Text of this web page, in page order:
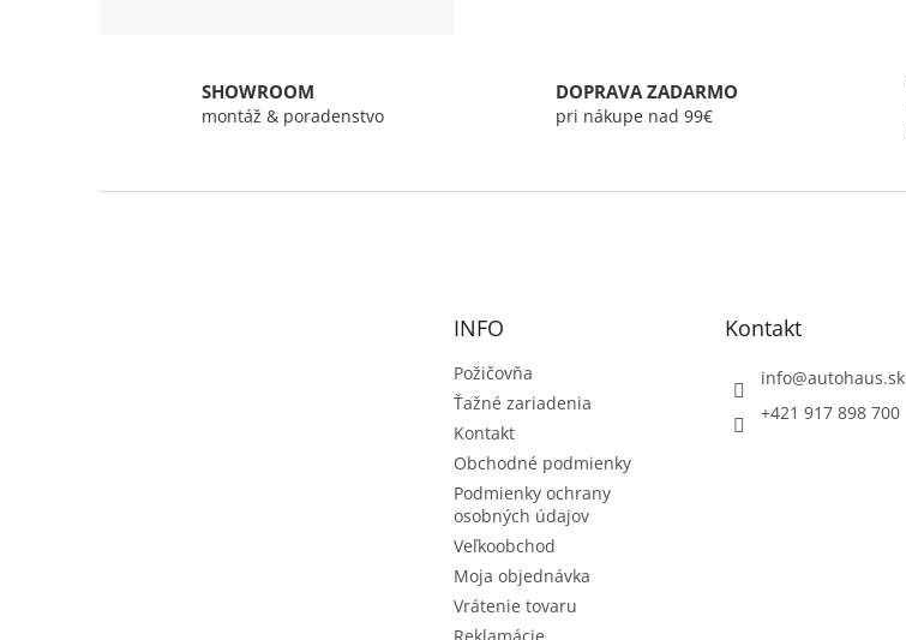
SHOWROOM
montáž & poradenstvo
DOPRAVA ZADARMO
pri nákupe nad 99€
INFO
Požičovňa
Ťažné zariadenia
Kontakt
Obchodné podmienky
Podmienky ochrany
osobných údajov
Veľkoobchod
Moja objednávka
Vrátenie tovaru
Reklamácie
Kontakt
info@autohaus.sk
+421 917 898 700